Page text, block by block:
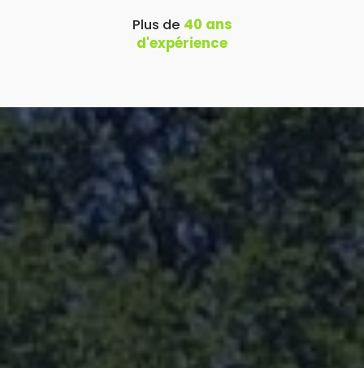
Plus de 40 ans
d'expérience